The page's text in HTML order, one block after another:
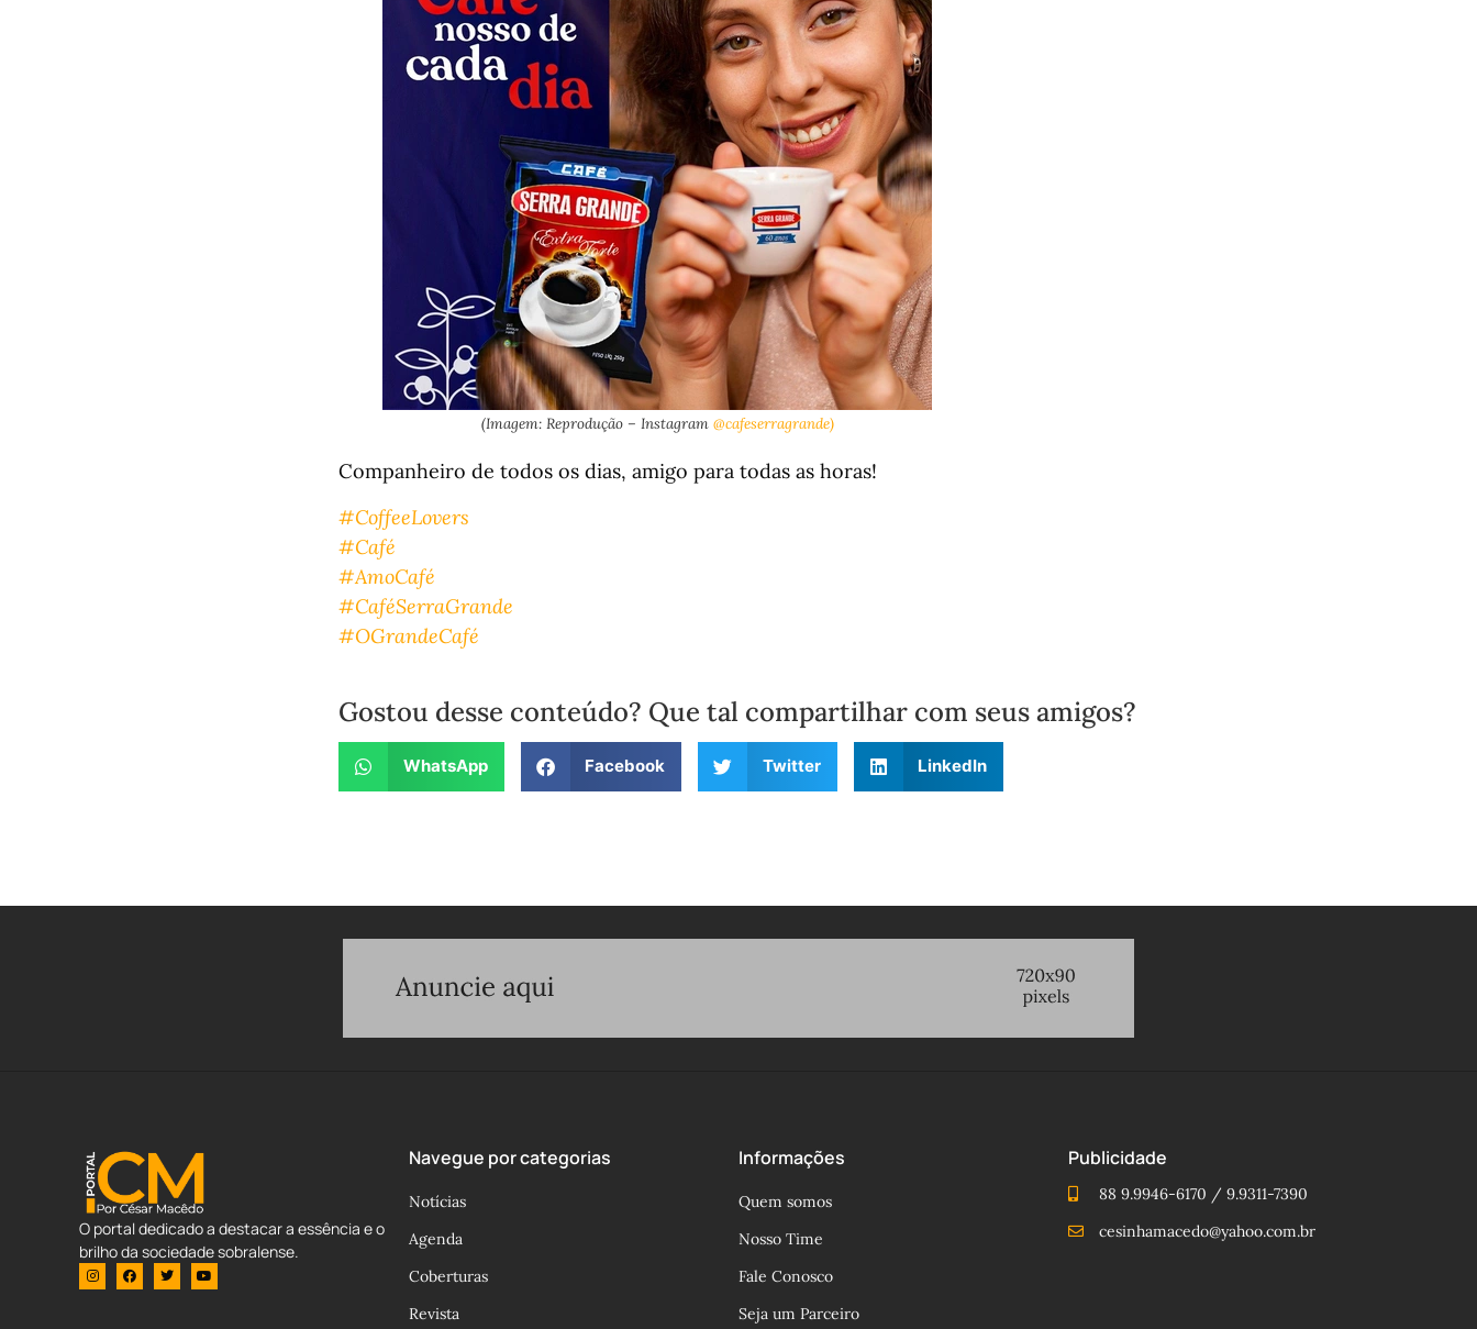
(Imagem: Reprodução – Instagram @cafeserragrande)
Companheiro de todos os dias, amigo para todas as horas!
#CoffeeLovers
#Café
#AmoCafé
#CaféSerraGrande
#OGrandeCafé
Gostou desse conteúdo? Que tal compartilhar com seus amigos?
WhatsApp Facebook Twitter LinkedIn
O portal dedicado a destacar a essência e o
brilho da sociedade sobralense.
Navegue por categorias
Notícias
Agenda
Coberturas
Revista
Informações
Quem somos
Nosso Time
Fale Conosco
Seja um Parceiro
Publicidade
88 9.9946-6170 / 9.9311-7390
cesinhamacedo@yahoo.com.br